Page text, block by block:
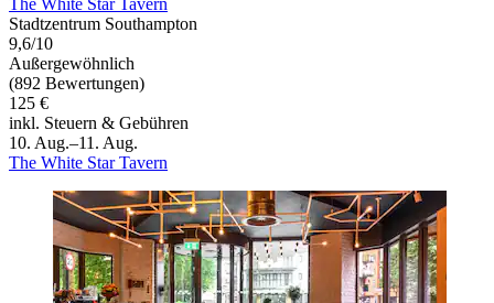
The White Star Tavern
Stadtzentrum Southampton
9,6/10
Außergewöhnlich
(892 Bewertungen)
125 €
inkl. Steuern & Gebühren
10. Aug.–11. Aug.
The White Star Tavern